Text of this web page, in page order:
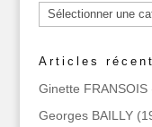
Générations
du
Articles
Ginette
Georges BAILLY